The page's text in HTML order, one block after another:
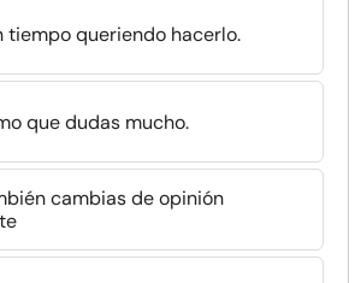
tiempo queriendo hacerlo.
que dudas mucho.
cambias de opinión